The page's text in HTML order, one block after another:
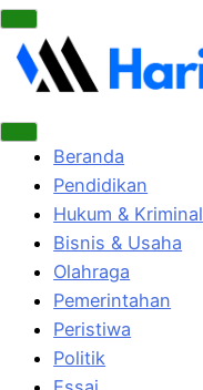
Beranda
Pendidikan
Hukum & Kriminal
Bisnis & Usaha
Olahraga
Pemerintahan
Peristiwa
Politik